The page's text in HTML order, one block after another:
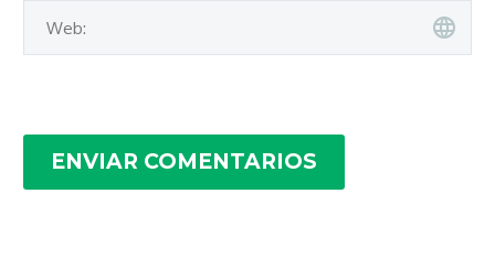
ENVIAR COMENTARIOS